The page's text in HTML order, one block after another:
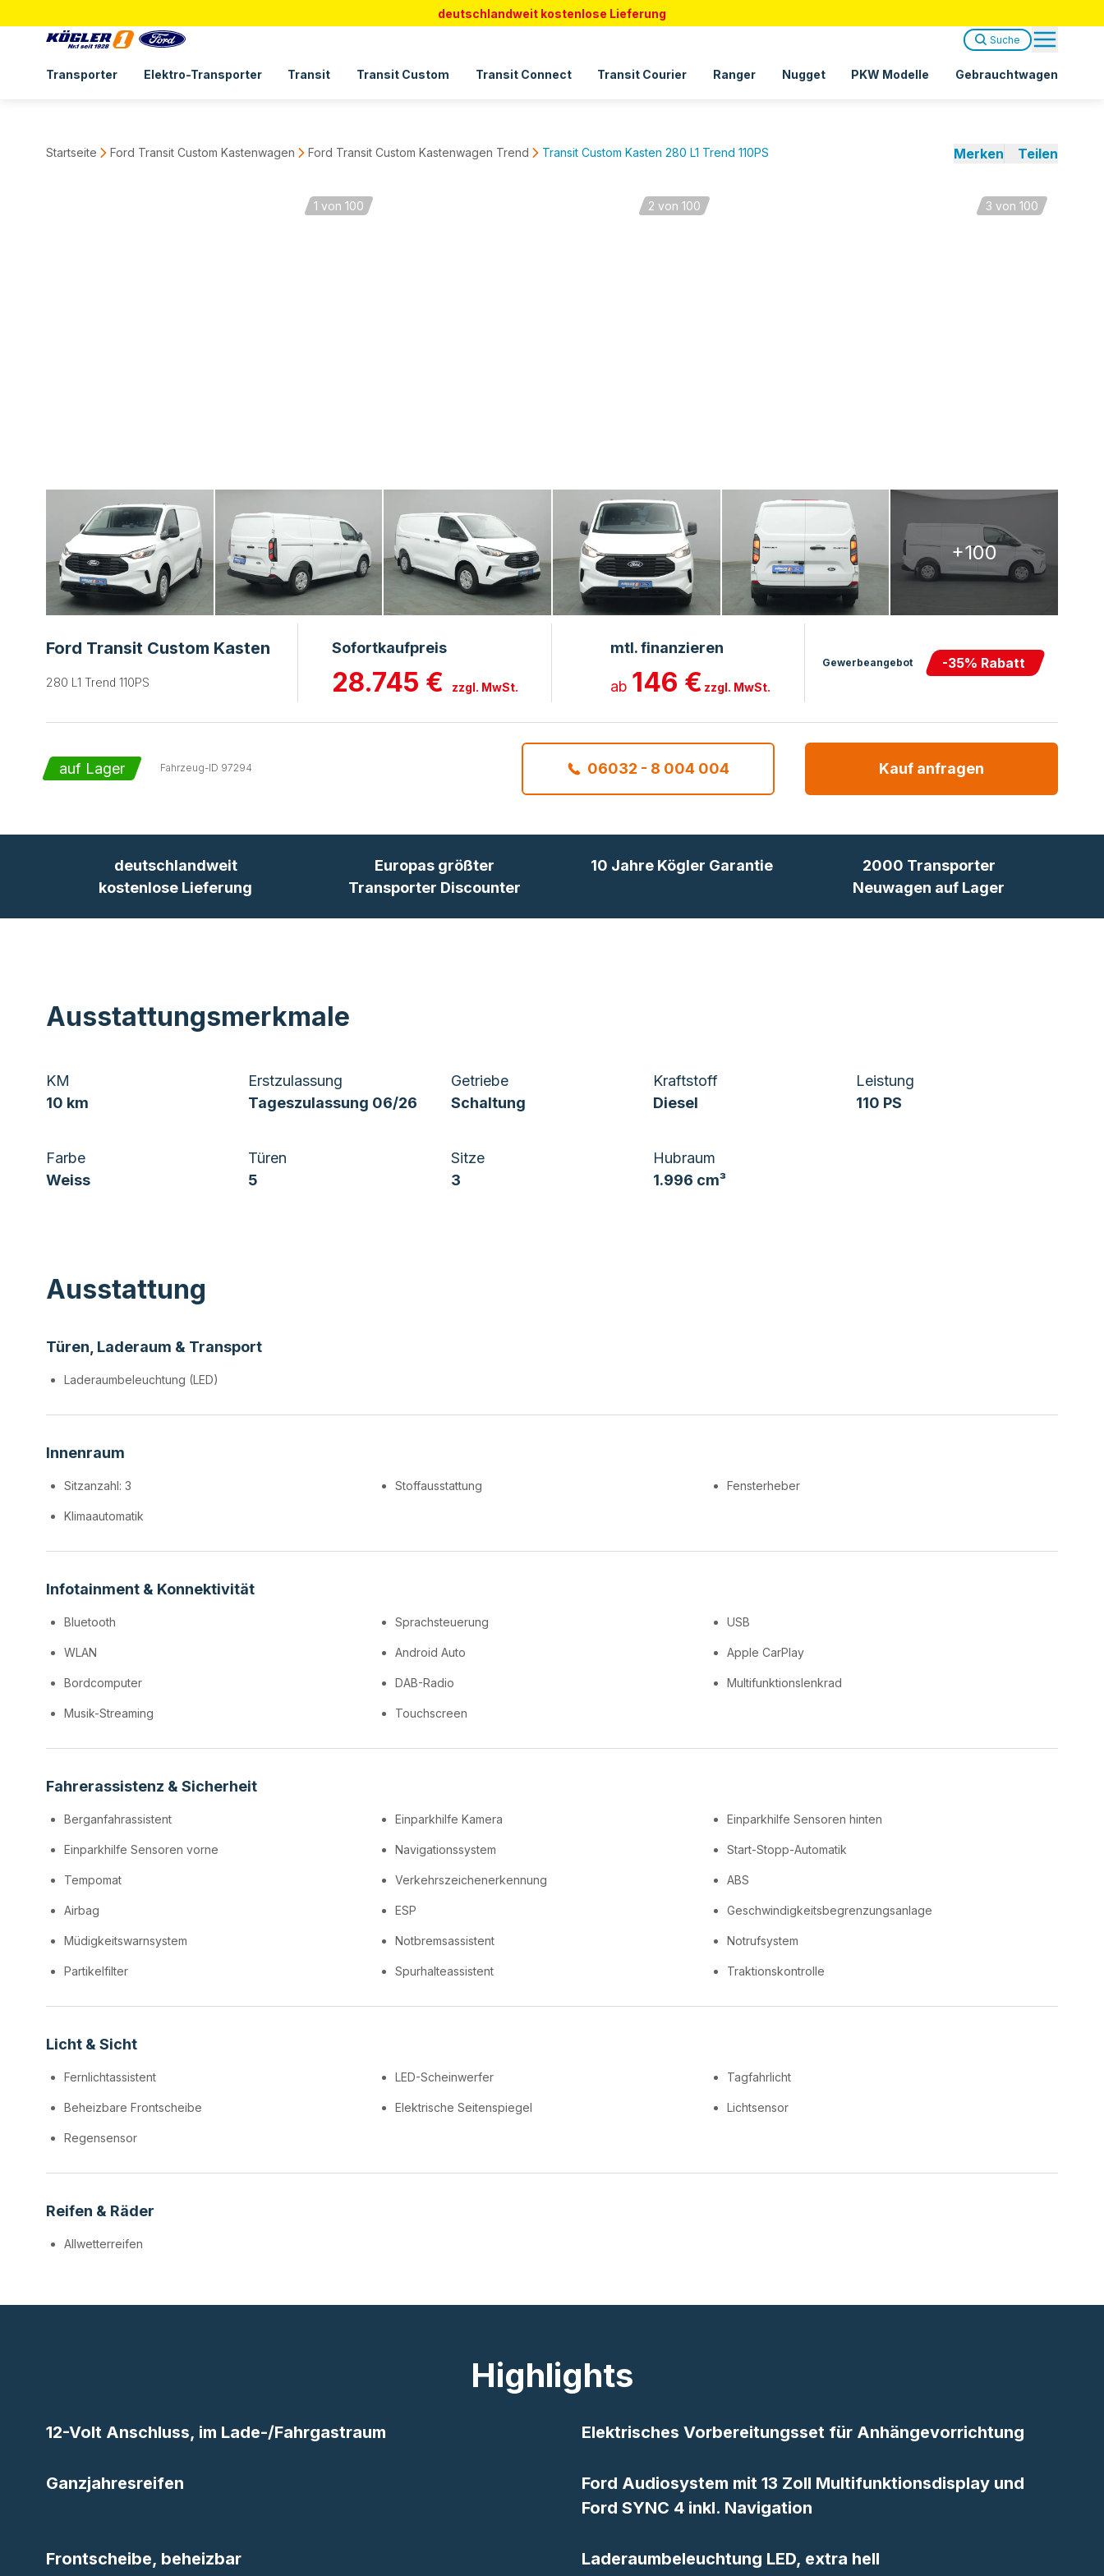
deutschlandweit kostenlose Lieferung
Transporter Elektro-Transporter Transit Transit Custom Transit Connect Transit Courier Ranger Nugget PKW Modelle Gebrauchtwagen
Suche
Startseite Ford Transit Custom Kastenwagen Ford Transit Custom Kastenwagen Trend Transit Custom Kasten 280 L1 Trend 110PS Merken Teilen
2 von 100
1 von 100 3 von 100
+100
Ford Transit Custom Kasten
280 L1 Trend 110PS
Sofortkaufpreis
28.745 € zzgl. MwSt.
mtl. finanzieren
ab 146 € zzgl. MwSt.
Gewerbeangebot -35% Rabatt
auf Lager Fahrzeug-ID 97294 06032 - 8 004 004 Kauf anfragen
deutschlandweit
kostenlose Lieferung
Europas größter
Transporter Discounter
10 Jahre Kögler Garantie
2000 Transporter
Neuwagen auf Lager
Ausstattungsmerkmale
KM
10 km
Erstzulassung
Tageszulassung 06/26
Getriebe
Schaltung
Kraftstoff
Diesel
Leistung
110 PS
Farbe
Weiss
Türen
5
Sitze
3
Hubraum
1.996 cm³
Ausstattung
Türen, Laderaum & Transport
Laderaumbeleuchtung (LED)
Innenraum
Sitzanzahl: 3 Stoffausstattung Fensterheber
Klimaautomatik
Infotainment & Konnektivität
Bluetooth Sprachsteuerung USB
WLAN Android Auto Apple CarPlay
Bordcomputer DAB-Radio Multifunktionslenkrad
Musik-Streaming Touchscreen
Fahrerassistenz & Sicherheit
Berganfahrassistent Einparkhilfe Kamera Einparkhilfe Sensoren hinten
Einparkhilfe Sensoren vorne Navigationssystem Start-Stopp-Automatik
Tempomat Verkehrszeichenerkennung ABS
Airbag ESP Geschwindigkeitsbegrenzungsanlage
Müdigkeitswarnsystem Notbremsassistent Notrufsystem
Partikelfilter Spurhalteassistent Traktionskontrolle
Licht & Sicht
Fernlichtassistent LED-Scheinwerfer Tagfahrlicht
Beheizbare Frontscheibe Elektrische Seitenspiegel Lichtsensor
Regensensor
Reifen & Räder
Allwetterreifen
Highlights
12-Volt Anschluss, im Lade-/Fahrgastraum Elektrisches Vorbereitungsset für Anhängevorrichtung
Ganzjahresreifen
Ford Audiosystem mit 13 Zoll Multifunktionsdisplay und
Ford SYNC 4 inkl. Navigation
Frontscheibe, beheizbar Laderaumbeleuchtung LED, extra hell